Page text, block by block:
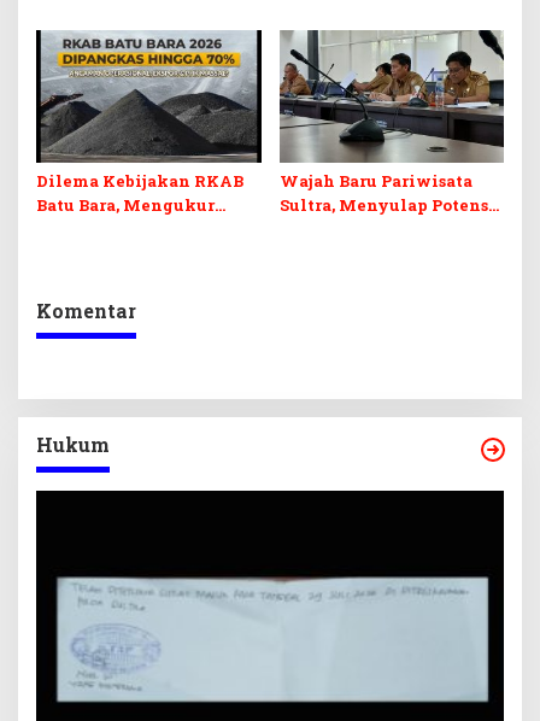
dan Pelunasan Utang
Infrastruktur
Desak Formasi Disabilitas
Dilema Kebijakan RKAB
Batu Bara, Mengukur
Wajah Baru Pariwisata
Sultra, Menyulap Potensi
Komentar
Hukum